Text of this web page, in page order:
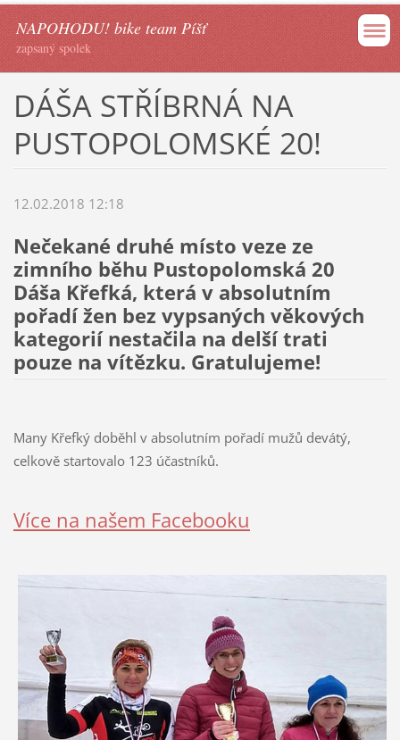
NAPOHODU! bike team Píšť
zapsaný spolek
DÁŠA STŘÍBRNÁ NA
PUSTOPOLOMSKÉ 20!
12.02.2018 12:18
Nečekané druhé místo veze ze
zimního běhu Pustopolomská 20
Dáša Křefká, která v absolutním
pořadí žen bez vypsaných věkových
kategorií nestačila na delší trati
pouze na vítězku. Gratulujeme!
Many Křefký doběhl v absolutním pořadí mužů devátý,
celkově startovalo 123 účastníků.
Více na našem Facebooku